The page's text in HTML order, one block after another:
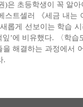
)은 초등학생이 꼭 알
스트셀러 《세금 내
롭게 선보이는 학습
’에 비유했다. 〈학
해결하는 과정에서
.